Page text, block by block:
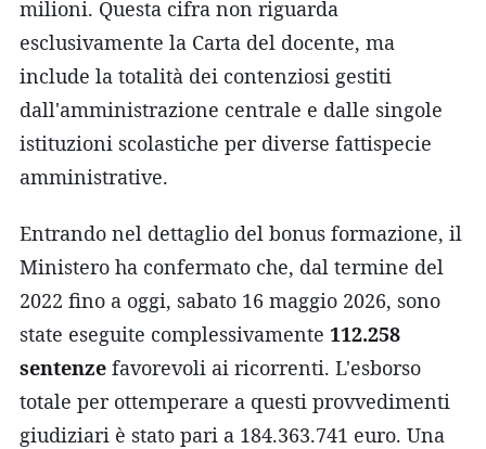
milioni. Questa cifra non riguarda
esclusivamente la Carta del docente, ma
include la totalità dei contenziosi gestiti
dall'amministrazione centrale e dalle singole
istituzioni scolastiche per diverse fattispecie
amministrative.
Entrando nel dettaglio del bonus formazione, il
Ministero ha confermato che, dal termine del
2022 fino a oggi, sabato 16 maggio 2026, sono
state eseguite complessivamente 112.258
sentenze favorevoli ai ricorrenti. L'esborso
totale per ottemperare a questi provvedimenti
giudiziari è stato pari a 184.363.741 euro. Una